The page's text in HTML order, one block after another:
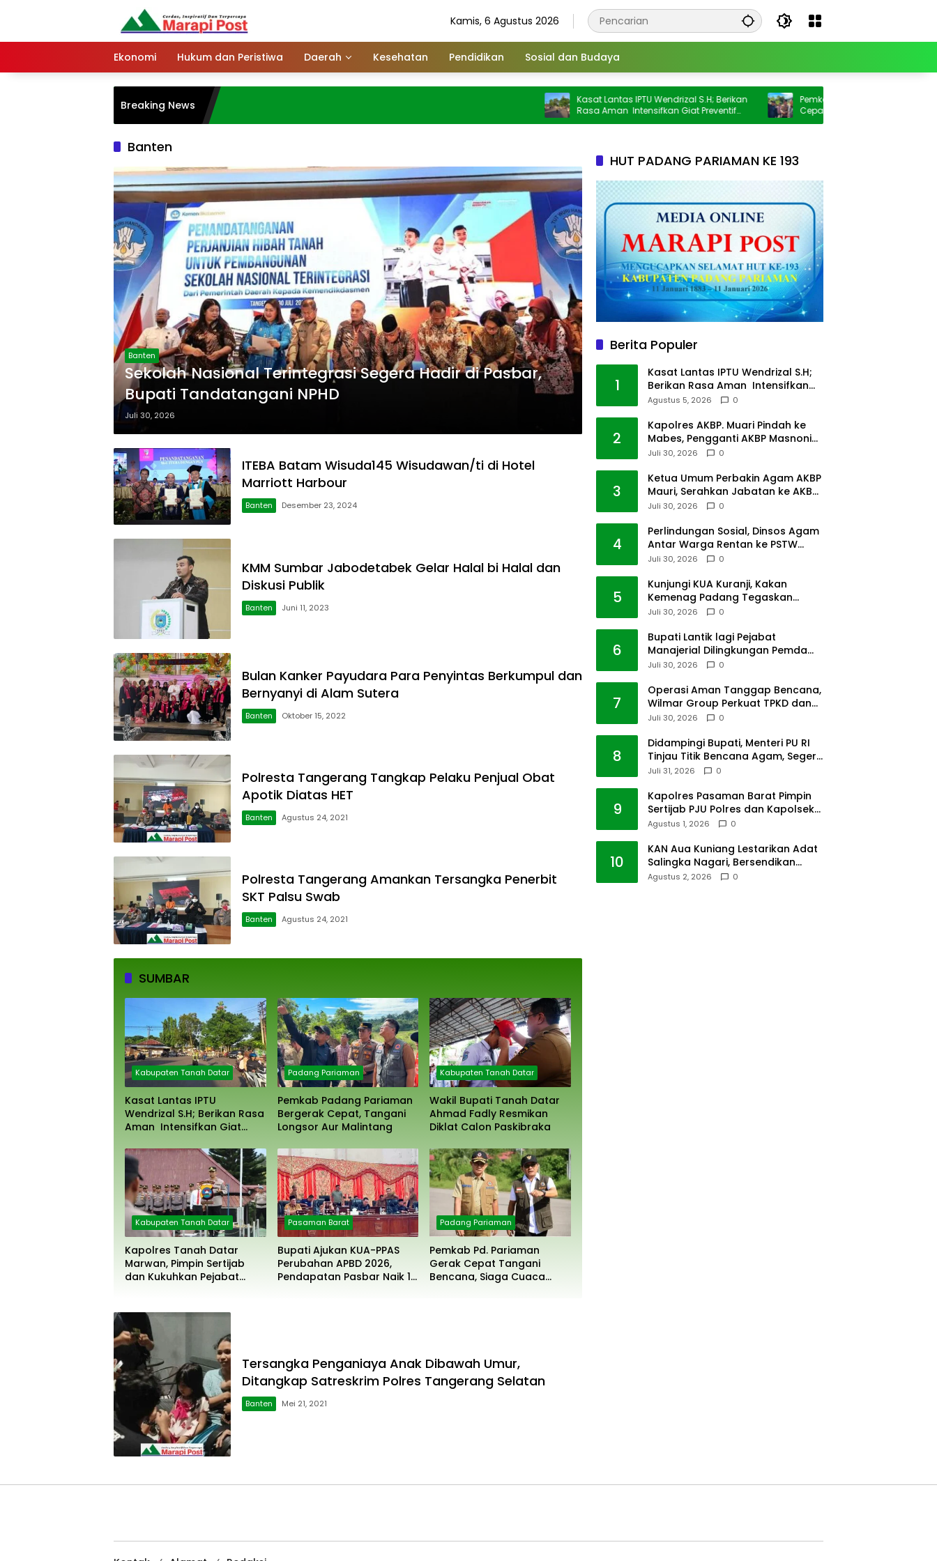
Kamis, 6 Agustus 2026
Ekonomi Hukum dan Peristiwa Daerah Kesehatan Pendidikan Sosial dan Budaya
Breaking News
Kasat Lantas IPTU Wendrizal S.H; Berikan
Rasa Aman Intensifkan Giat Preventif
Pagi
Pemkab Padang Pariaman Bergerak
Cepat, Tangani Longsor Aur Malintang
Banten
Banten
Sekolah Nasional Terintegrasi Segera Hadir di Pasbar,
Bupati Tandatangani NPHD
Juli 30, 2026
ITEBA Batam Wisuda145 Wisudawan/ti di Hotel
Marriott Harbour
Banten Desember 23, 2024
KMM Sumbar Jabodetabek Gelar Halal bi Halal dan
Diskusi Publik
Banten Juni 11, 2023
Bulan Kanker Payudara Para Penyintas Berkumpul dan
Bernyanyi di Alam Sutera
Banten Oktober 15, 2022
Polresta Tangerang Tangkap Pelaku Penjual Obat
Apotik Diatas HET
Banten Agustus 24, 2021
Polresta Tangerang Amankan Tersangka Penerbit
SKT Palsu Swab
Banten Agustus 24, 2021
SUMBAR
Kabupaten Tanah Datar
Kasat Lantas IPTU
Wendrizal S.H; Berikan Rasa
Aman Intensifkan Giat
Padang Pariaman
Pemkab Padang Pariaman
Bergerak Cepat, Tangani
Longsor Aur Malintang
Kabupaten Tanah Datar
Wakil Bupati Tanah Datar
Ahmad Fadly Resmikan
Diklat Calon Paskibraka
Kabupaten Tanah Datar
Kapolres Tanah Datar
Marwan, Pimpin Sertijab
dan Kukuhkan Pejabat
Pasaman Barat
Bupati Ajukan KUA-PPAS
Perubahan APBD 2026,
Pendapatan Pasbar Naik 15
Padang Pariaman
Pemkab Pd. Pariaman
Gerak Cepat Tangani
Bencana, Siaga Cuaca
Tersangka Penganiaya Anak Dibawah Umur,
Ditangkap Satreskrim Polres Tangerang Selatan
Banten Mei 21, 2021
HUT PADANG PARIAMAN KE 193
Berita Populer
1
Kasat Lantas IPTU Wendrizal S.H;
Berikan Rasa Aman Intensifkan
Giat Preventif Pagi
Agustus 5, 2026 0
2
Kapolres AKBP. Muari Pindah ke
Mabes, Pengganti AKBP Masnoni
dari Mabes
Juli 30, 2026 0
3
Ketua Umum Perbakin Agam AKBP
Mauri, Serahkan Jabatan ke AKBP
Masnoni
Juli 30, 2026 0
4
Perlindungan Sosial, Dinsos Agam
Antar Warga Rentan ke PSTW
Batusangkar
Juli 30, 2026 0
5
Kunjungi KUA Kuranji, Kakan
Kemenag Padang Tegaskan
Terapkan Disiplin Kerja
Juli 30, 2026 0
6
Bupati Lantik lagi Pejabat
Manajerial Dilingkungan Pemda
Tanah Datar
Juli 30, 2026 0
7
Operasi Aman Tanggap Bencana,
Wilmar Group Perkuat TPKD dan
Masyarakat
Juli 30, 2026 0
8
Didampingi Bupati, Menteri PU RI
Tinjau Titik Bencana Agam, Segera
Dipulihkan
Juli 31, 2026 0
9
Kapolres Pasaman Barat Pimpin
Sertijab PJU Polres dan Kapolsek
Sungai Beremas
Agustus 1, 2026 0
10
KAN Aua Kuniang Lestarikan Adat
Salingka Nagari, Bersendikan
Kitabullah
Agustus 2, 2026 0